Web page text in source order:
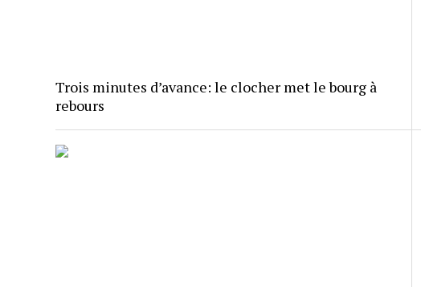
Trois minutes d’avance: le clocher met le bourg à
rebours